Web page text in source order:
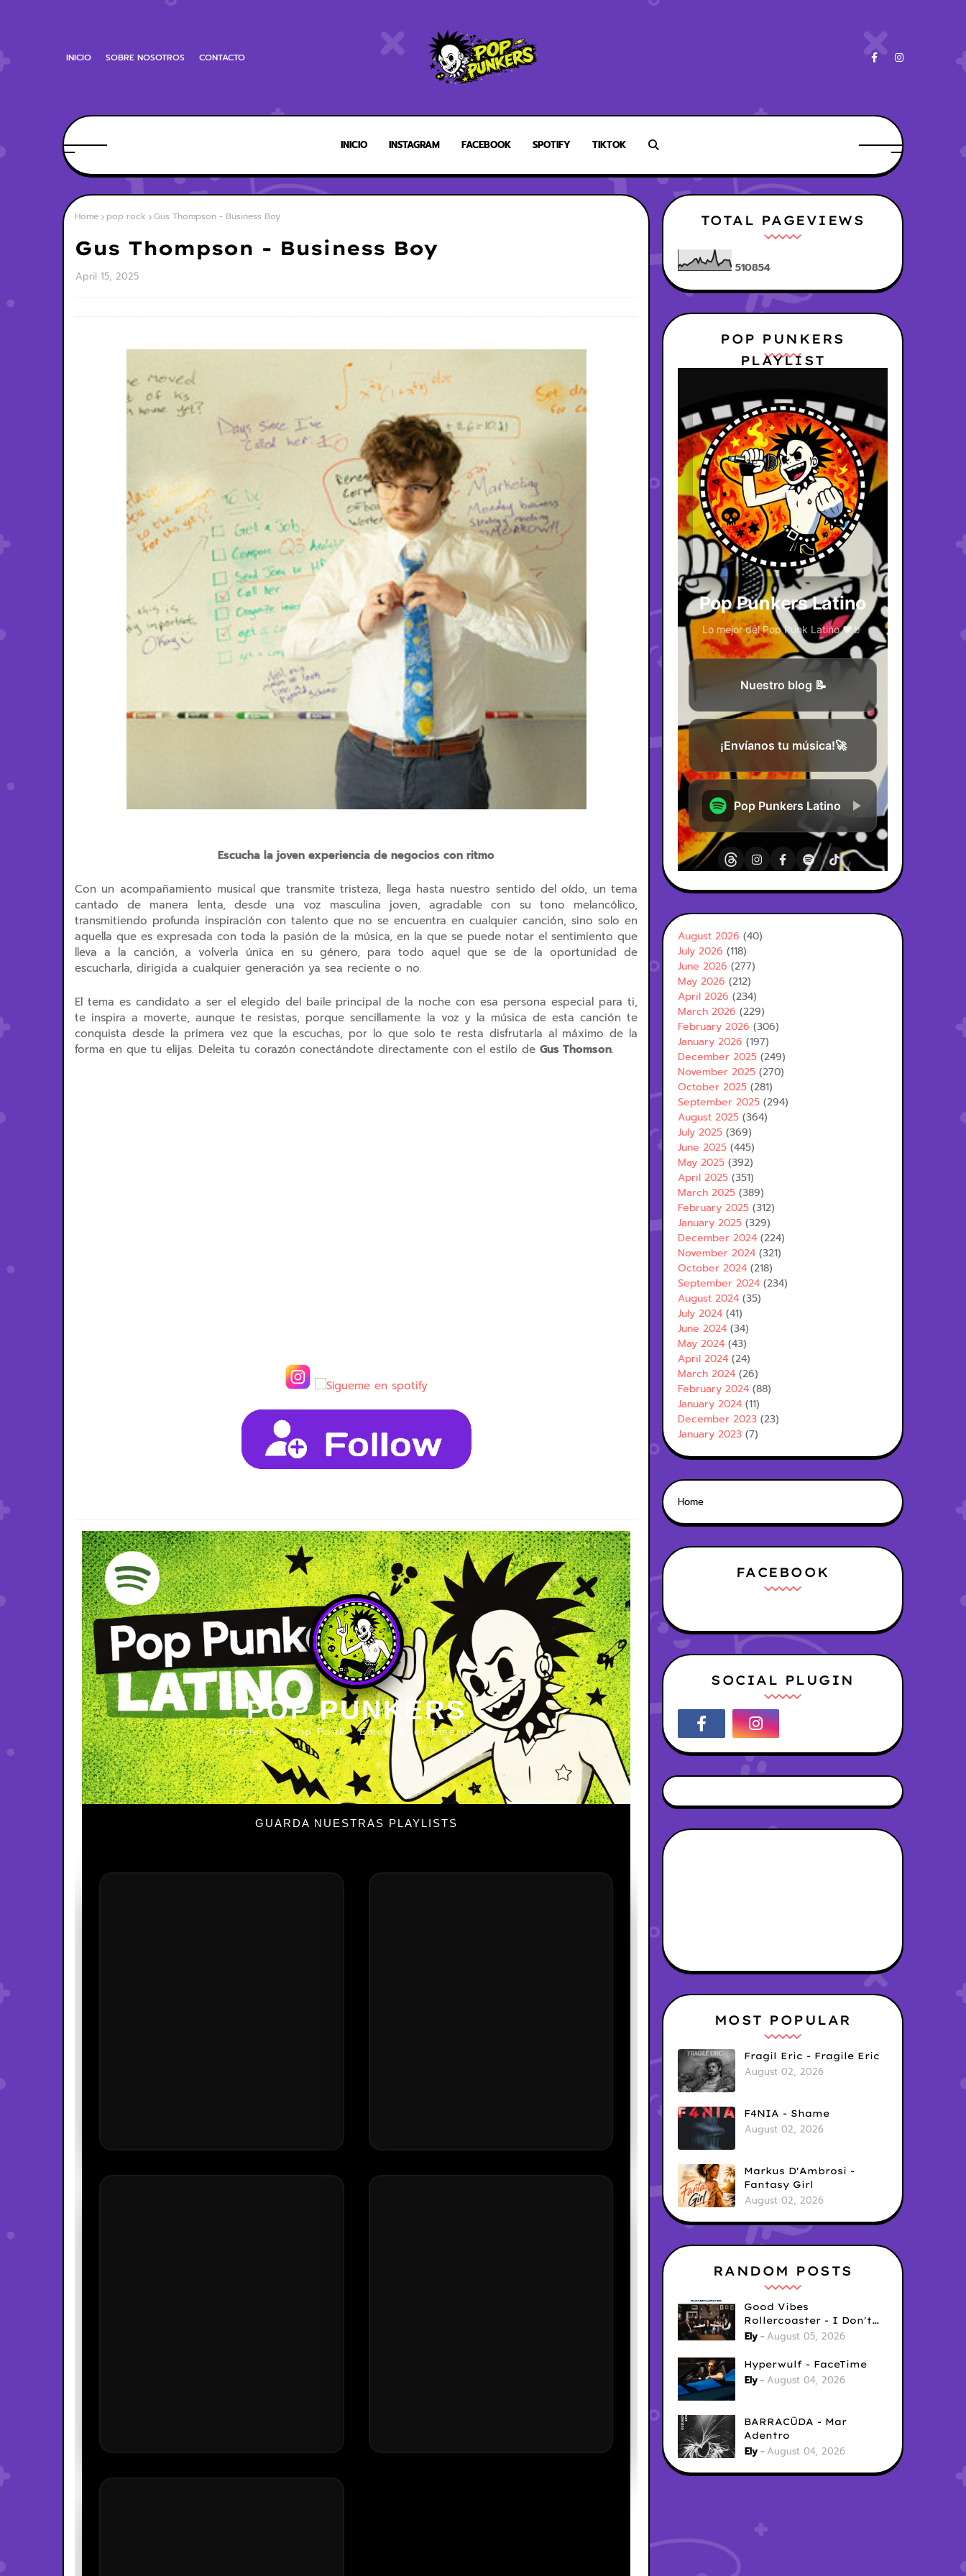
INICIO SOBRE NOSOTROS CONTACTO
INICIO INSTAGRAM FACEBOOK SPOTIFY TIKTOK
Home pop rock Gus Thompson - Business Boy
Gus Thompson - Business Boy
April 15, 2025
Escucha la joven experiencia de negocios con ritmo
Con un acompañamiento musical que transmite tristeza, llega hasta nuestro sentido del oído, un tema
cantado de manera lenta, desde una voz masculina joven, agradable con su tono melancólico,
transmitiendo profunda inspiración con talento que no se encuentra en cualquier canción, sino solo en
aquella que es expresada con toda la pasión de la música, en la que se puede notar el sentimiento que
lleva a la canción, a volverla única en su género, para todo aquel que se de la oportunidad de
escucharla, dirigida a cualquier generación ya sea reciente o no.
El tema es candidato a ser el elegido del baile principal de la noche con esa persona especial para ti,
te inspira a moverte, aunque te resistas, porque sencillamente la voz y la música de esta canción te
conquista desde la primera vez que la escuchas, por lo que solo te resta disfrutarla al máximo de la
forma en que tu elijas. Deleita tu corazón conectándote directamente con el estilo de Gus Thomson.
POP PUNKERS
Curaduría · Pop Punk · Emo · Rock Emergente
GUARDA NUESTRAS PLAYLISTS
TOTAL PAGEVIEWS
510854
POP PUNKERS
PLAYLIST
August 2026 (40)
July 2026 (118)
June 2026 (277)
May 2026 (212)
April 2026 (234)
March 2026 (229)
February 2026 (306)
January 2026 (197)
December 2025 (249)
November 2025 (270)
October 2025 (281)
September 2025 (294)
August 2025 (364)
July 2025 (369)
June 2025 (445)
May 2025 (392)
April 2025 (351)
March 2025 (389)
February 2025 (312)
January 2025 (329)
December 2024 (224)
November 2024 (321)
October 2024 (218)
September 2024 (234)
August 2024 (35)
July 2024 (41)
June 2024 (34)
May 2024 (43)
April 2024 (24)
March 2024 (26)
February 2024 (88)
January 2024 (11)
December 2023 (23)
January 2023 (7)
Home
FACEBOOK
SOCIAL PLUGIN
MOST POPULAR
Fragil Eric - Fragile Eric
August 02, 2026
F4NIA - Shame
August 02, 2026
Markus D'Ambrosi -
Fantasy Girl
August 02, 2026
RANDOM POSTS
Good Vibes
Rollercoaster - I Don't
Care
Ely August 05, 2026
Hyperwulf - FaceTime
Ely August 04, 2026
BARRACÜDA - Mar
Adentro
Ely August 04, 2026